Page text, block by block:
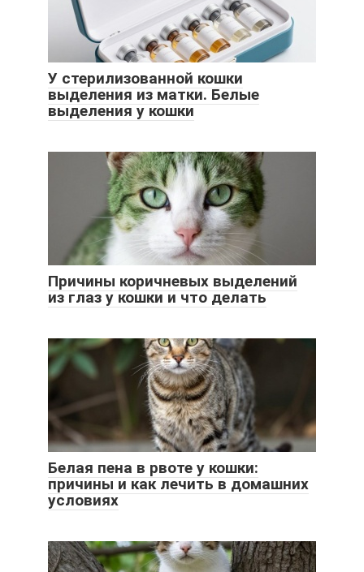
У стерилизованной кошки
выделения из матки. Белые
выделения у кошки
Причины коричневых выделений
из глаз у кошки и что делать
Белая пена в рвоте у кошки:
причины и как лечить в домашних
условиях